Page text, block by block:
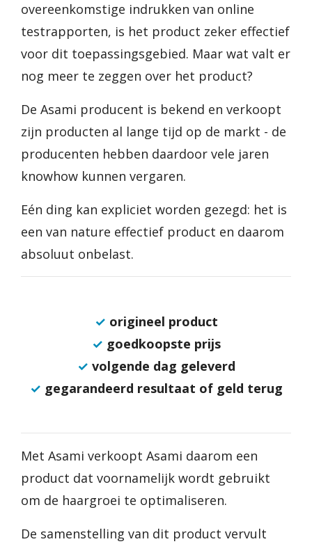
overeenkomstige indrukken van online
testrapporten, is het product zeker effectief
voor dit toepassingsgebied. Maar wat valt er
nog meer te zeggen over het product?
De Asami producent is bekend en verkoopt
zijn producten al lange tijd op de markt - de
producenten hebben daardoor vele jaren
knowhow kunnen vergaren.
Eén ding kan expliciet worden gezegd: het is
een van nature effectief product en daarom
absoluut onbelast.
✓ origineel product
✓ goedkoopste prijs
✓ volgende dag geleverd
✓ gegarandeerd resultaat of geld terug
Met Asami verkoopt Asami daarom een
product dat voornamelijk wordt gebruikt
om de haargroei te optimaliseren.
De samenstelling van dit product vervult